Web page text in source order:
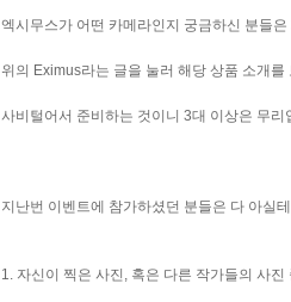
엑시무스가 어떤 카메라인지 궁금하신 분들
위의 Eximus라는 글을 눌러 해당 상품 소개를
사비털어서 준비하는 것이니 3대 이상은 무리
지난번 이벤트에 참가하셨던 분들은 다 아실
1. 자신이 찍은 사진, 혹은 다른 작가들의 사진